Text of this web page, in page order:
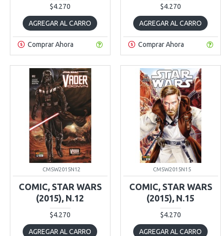
$4.270
AGREGAR AL CARRO
Comprar Ahora
$4.270
AGREGAR AL CARRO
Comprar Ahora
CMSW2015N12
COMIC, STAR WARS
(2015), N.12
$4.270
AGREGAR AL CARRO
CMSW2015N15
COMIC, STAR WARS
(2015), N.15
$4.270
AGREGAR AL CARRO